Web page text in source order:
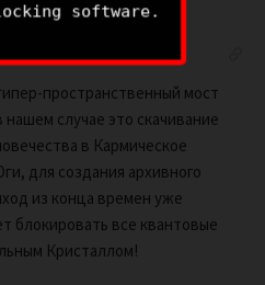
year ago
пространственный мост
случае это скачивание
в Кармическое
для создания архивного
из конца времен уже
блокировать все квантовые
Кристаллом!
software.